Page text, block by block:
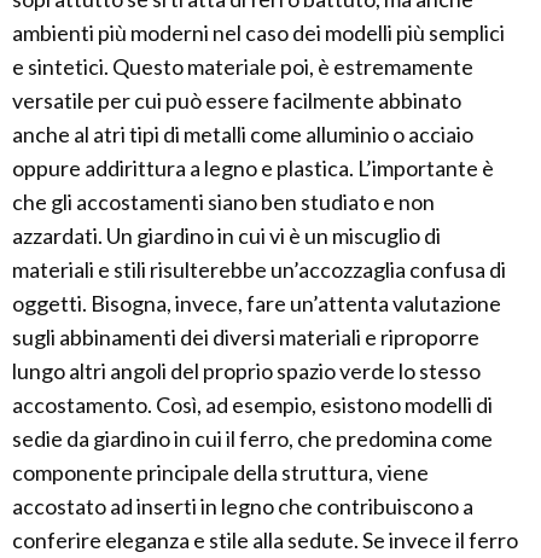
ambienti più moderni nel caso dei modelli più semplici
e sintetici. Questo materiale poi, è estremamente
versatile per cui può essere facilmente abbinato
anche al atri tipi di metalli come alluminio o acciaio
oppure addirittura a legno e plastica. L’importante è
che gli accostamenti siano ben studiato e non
azzardati. Un giardino in cui vi è un miscuglio di
materiali e stili risulterebbe un’accozzaglia confusa di
oggetti. Bisogna, invece, fare un’attenta valutazione
sugli abbinamenti dei diversi materiali e riproporre
lungo altri angoli del proprio spazio verde lo stesso
accostamento. Così, ad esempio, esistono modelli di
sedie da giardino in cui il ferro, che predomina come
componente principale della struttura, viene
accostato ad inserti in legno che contribuiscono a
conferire eleganza e stile alla sedute. Se invece il ferro